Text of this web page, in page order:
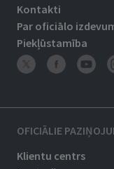
Kontakti
Par oficiālo
Piekļūstamība
OFICIĀLIE
Klientu centrs